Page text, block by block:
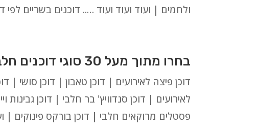
ולחמים | ועוד ועוד ועוד ….. דוכנים בשריים לפי
בחרו מתוך מעל 30 סוגי דוכנים חלביים לאירועים בקרית מלאכי:
דוכן פיצה לאירועים | דוכן טאבון | דוכן סושי |
לאירועים | דוכן סנדוויץ' בר חלבי | דוכן גבינות
פסטלים מרוקאים חלבי | דוכן בורקס פינוקים |